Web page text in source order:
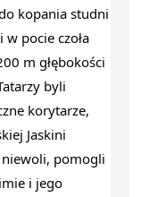
kopania studni
pocie czoła
m głębokości
byli
korytarze,
Jaskini
niewoli, pomogli
i jego